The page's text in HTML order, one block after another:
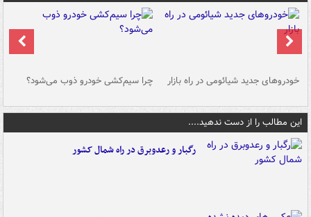
خودروهای جدید شیائومی در راه بازار چرا سیم‌کشی خودرو ذوب می‌شود؟
این مطالب را از دست ندهید....
رگبار و رعدوبرق در راه شمال کشور